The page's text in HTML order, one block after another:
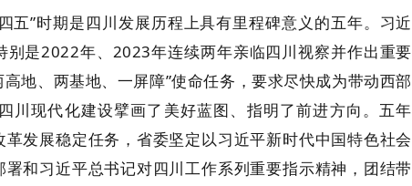
五”时期是四川发展历程上具有里程碑意义的五年。习近
是2022年、2023年连续两年亲临四川视察并作出重要
地、两基地、一屏障”使命任务，要求尽快成为带动西部
川现代化建设擘画了美好蓝图、指明了前进方向。五年
发展稳定任务，省委坚定以习近平新时代中国特色社会
和习近平总书记对四川工作系列重要指示精神，团结带